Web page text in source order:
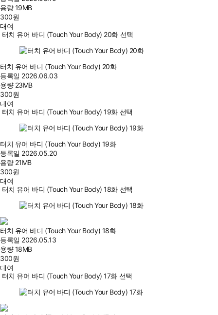
용량19MB
300원
대여
터치 유어 바디 (Touch Your Body) 20화 선택
터치 유어 바디 (Touch Your Body) 20화
등록일 2026.06.03
용량 23MB
300원
대여
터치 유어 바디 (Touch Your Body) 19화 선택
터치 유어 바디 (Touch Your Body) 19화
등록일 2026.05.20
용량 21MB
300원
대여
터치 유어 바디 (Touch Your Body) 18화 선택
터치 유어 바디 (Touch Your Body) 18화
등록일 2026.05.13
용량18MB
300원
대여
터치 유어 바디 (Touch Your Body) 17화 선택